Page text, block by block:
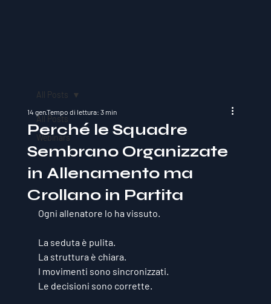
All Posts
Webinars
All Posts
Perché le Squadre
Sembrano Organizzate
in Allenamento ma
Crollano in Partita
14 genTempo di lettura: 3 min
Ogni allenatore lo ha vissuto.
La seduta è pulita.
La struttura è chiara.
I movimenti sono sincronizzati.
Le decisioni sono corrette.